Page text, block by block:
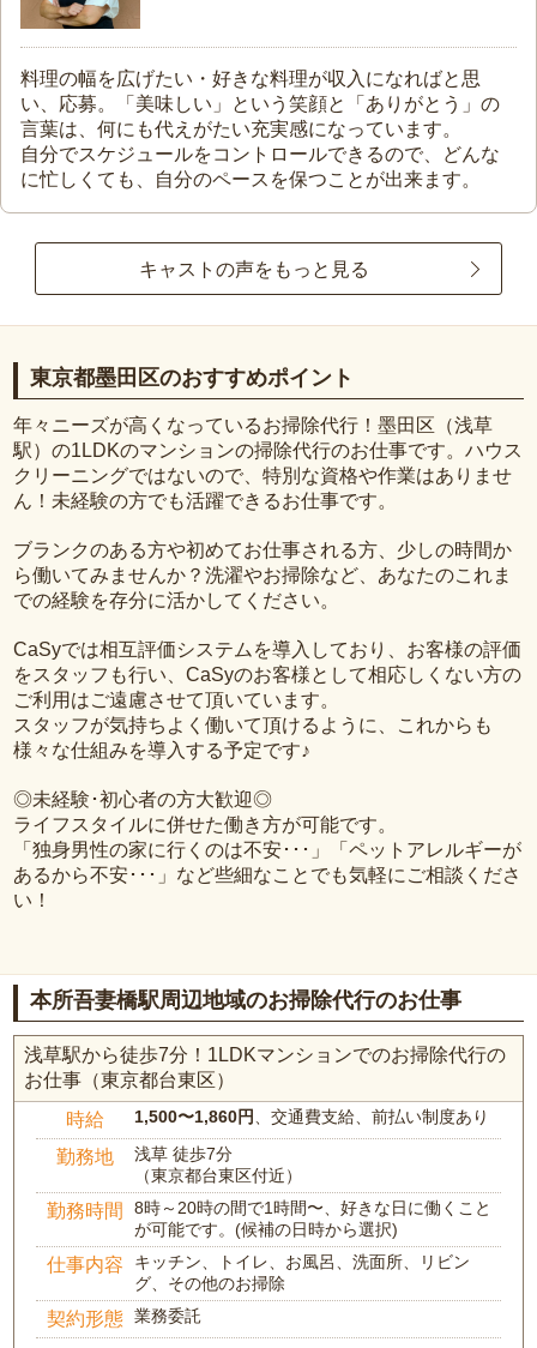
料理の幅を広げたい・好きな料理が収入になればと思
い、応募。「美味しい」という笑顔と「ありがとう」の
言葉は、何にも代えがたい充実感になっています。
自分でスケジュールをコントロールできるので、どんな
に忙しくても、自分のペースを保つことが出来ます。
キャストの声をもっと見る
東京都墨田区のおすすめポイント
年々ニーズが高くなっているお掃除代行！墨田区（浅草
駅）の1LDKのマンションの掃除代行のお仕事です。ハウス
クリーニングではないので、特別な資格や作業はありませ
ん！未経験の方でも活躍できるお仕事です。
ブランクのある方や初めてお仕事される方、少しの時間か
ら働いてみませんか？洗濯やお掃除など、あなたのこれま
での経験を存分に活かしてください。
CaSyでは相互評価システムを導入しており、お客様の評価
をスタッフも行い、CaSyのお客様として相応しくない方の
ご利用はご遠慮させて頂いています。
スタッフが気持ちよく働いて頂けるように、これからも
様々な仕組みを導入する予定です♪
◎未経験･初心者の方大歓迎◎
ライフスタイルに併せた働き方が可能です。
「独身男性の家に行くのは不安･･･」「ペットアレルギーが
あるから不安･･･」など些細なことでも気軽にご相談くださ
い！
本所吾妻橋駅周辺地域のお掃除代行のお仕事
浅草駅から徒歩7分！1LDKマンションでのお掃除代行の
お仕事（東京都台東区）
時給 1,500〜1,860円、交通費支給、前払い制度あり
勤務地
浅草 徒歩7分
（東京都台東区付近）
勤務時間
8時～20時の間で1時間〜、好きな日に働くこと
が可能です。(候補の日時から選択)
仕事内容
キッチン、トイレ、お風呂、洗面所、リビン
グ、その他のお掃除
契約形態 業務委託